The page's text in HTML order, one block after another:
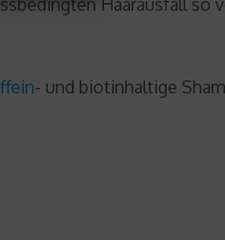
- und biotinhaltige